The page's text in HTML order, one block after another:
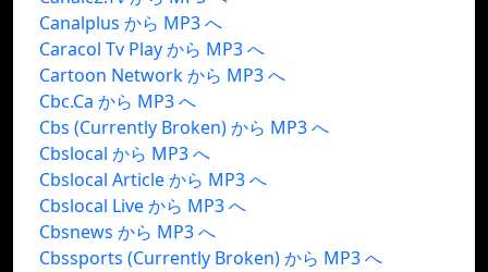
Canalplus から MP3 へ
Caracol Tv Play から MP3 へ
Cartoon Network から MP3 へ
Cbc.Ca から MP3 へ
Cbs (Currently Broken) から MP3 へ
Cbslocal から MP3 へ
Cbslocal Article から MP3 へ
Cbslocal Live から MP3 へ
Cbsnews から MP3 へ
Cbssports (Currently Broken) から MP3 へ